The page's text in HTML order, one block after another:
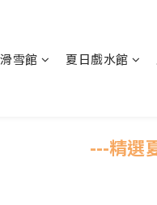
雪館 夏日戲水館
---精選